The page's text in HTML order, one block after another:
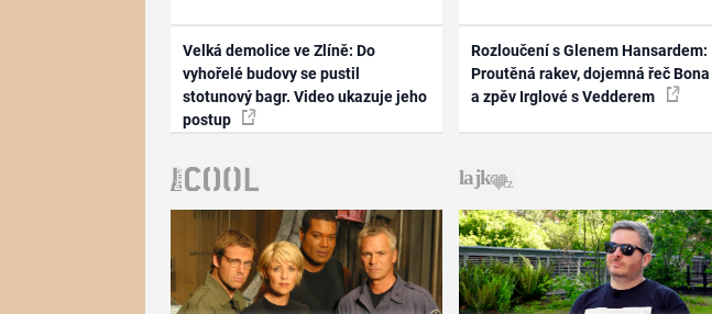
Velká demolice ve Zlíně: Do
vyhořelé budovy se pustil
stotunový bagr. Video ukazuje jeho
postup
Rozloučení s Glenem Hansardem:
Proutěná rakev, dojemná řeč Bona
a zpěv Irglové s Vedderem